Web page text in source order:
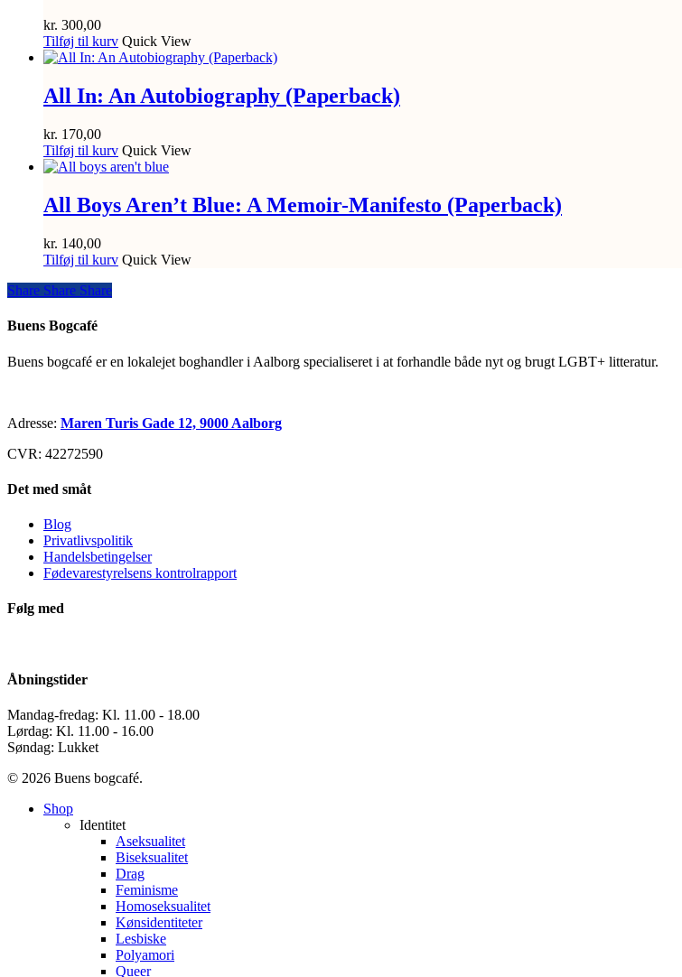
kr. 300,00
Tilføj til kurv Quick View
All In: An Autobiography (Paperback)
kr. 170,00
Tilføj til kurv Quick View
All Boys Aren’t Blue: A Memoir-Manifesto (Paperback)
kr. 140,00
Tilføj til kurv Quick View
Share
Share Share Share
Buens Bogcafé
Buens bogcafé er en lokalejet boghandler i Aalborg specialiseret i at forhandle både nyt og brugt LGBT+ litteratur.
Adresse: Maren Turis Gade 12, 9000 Aalborg
CVR: 42272590
Det med småt
Blog
Privatlivspolitik
Handelsbetingelser
Fødevarestyrelsens kontrolrapport
Følg med
Åbningstider
Mandag-fredag: Kl. 11.00 - 18.00
Lørdag: Kl. 11.00 - 16.00
Søndag: Lukket
© 2026 Buens bogcafé.
Close
Shop
Identitet
Aseksualitet
Biseksualitet
Drag
Feminisme
Homoseksualitet
Kønsidentiteter
Lesbiske
Polyamori
Queer